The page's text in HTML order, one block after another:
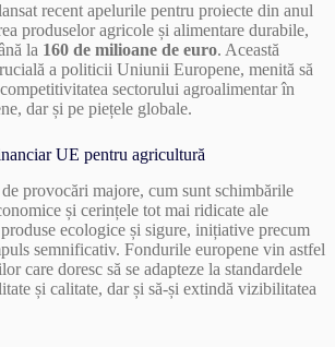
recent apelurile pentru proiecte din anul
produselor agricole și alimentare durabile,
la 160 de milioane de euro. Această
a politicii Uniunii Europene, menită să
sectorului agroalimentar în
dar și pe piețele globale.
UE pentru agricultură
provocări majore, cum sunt schimbările
și cerințele tot mai ridicate ale
ecologice și sigure, inițiative precum
semnificativ. Fondurile europene vin astfel
care doresc să se adapteze la standardele
și calitate, dar și să-și extindă vizibilitatea